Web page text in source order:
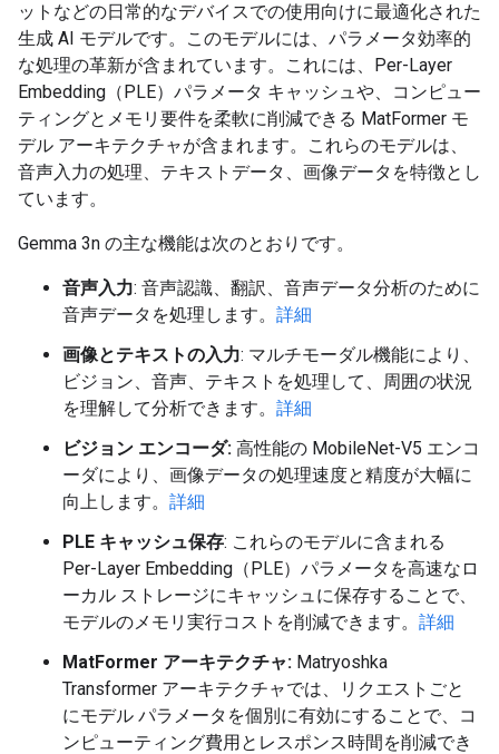
ットなどの日常的なデバイスでの使用向けに最適化された
生成 AI モデルです。このモデルには、パラメータ効率的
な処理の革新が含まれています。これには、Per-Layer
Embedding（PLE）パラメータ キャッシュや、コンピュー
ティングとメモリ要件を柔軟に削減できる MatFormer モ
デル アーキテクチャが含まれます。これらのモデルは、
音声入力の処理、テキストデータ、画像データを特徴とし
ています。
Gemma 3n の主な機能は次のとおりです。
音声入力: 音声認識、翻訳、音声データ分析のために
音声データを処理します。 詳細
画像とテキストの入力: マルチモーダル機能により、
ビジョン、音声、テキストを処理して、周囲の状況
を理解して分析できます。 詳細
ビジョン エンコーダ: 高性能の MobileNet-V5 エンコ
ーダにより、画像データの処理速度と精度が大幅に
向上します。 詳細
PLE キャッシュ保存: これらのモデルに含まれる
Per-Layer Embedding（PLE）パラメータを高速なロ
ーカル ストレージにキャッシュに保存することで、
モデルのメモリ実行コストを削減できます。 詳細
MatFormer アーキテクチャ: Matryoshka
Transformer アーキテクチャでは、リクエストごと
にモデル パラメータを個別に有効にすることで、コ
ンピューティング費用とレスポンス時間を削減でき